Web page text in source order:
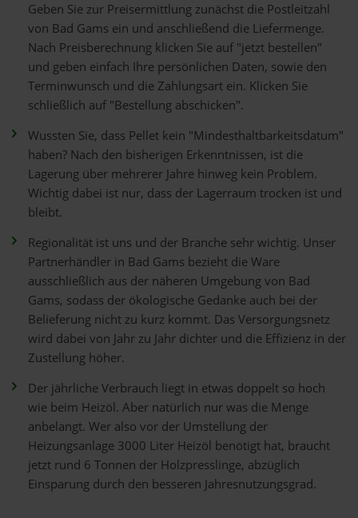
Geben Sie zur Preisermittlung zunächst die Postleitzahl
von Bad Gams ein und anschließend die Liefermenge.
Nach Preisberechnung klicken Sie auf "jetzt bestellen"
und geben einfach Ihre persönlichen Daten, sowie den
Terminwunsch und die Zahlungsart ein. Klicken Sie
schließlich auf "Bestellung abschicken".
Wussten Sie, dass Pellet kein "Mindesthaltbarkeitsdatum"
haben? Nach den bisherigen Erkenntnissen, ist die
Lagerung über mehrerer Jahre hinweg kein Problem.
Wichtig dabei ist nur, dass der Lagerraum trocken ist und
bleibt.
Regionalität ist uns und der Branche sehr wichtig. Unser
Partnerhändler in Bad Gams bezieht die Ware
ausschließlich aus der näheren Umgebung von Bad
Gams, sodass der ökologische Gedanke auch bei der
Belieferung nicht zu kurz kommt. Das Versorgungsnetz
wird dabei von Jahr zu Jahr dichter und die Effizienz in der
Zustellung höher.
Der jährliche Verbrauch liegt in etwas doppelt so hoch
wie beim Heizöl. Aber natürlich nur was die Menge
anbelangt. Wer also vor der Umstellung der
Heizungsanlage 3000 Liter Heizöl benötigt hat, braucht
jetzt rund 6 Tonnen der Holzpresslinge, abzüglich
Einsparung durch den besseren Jahresnutzungsgrad.